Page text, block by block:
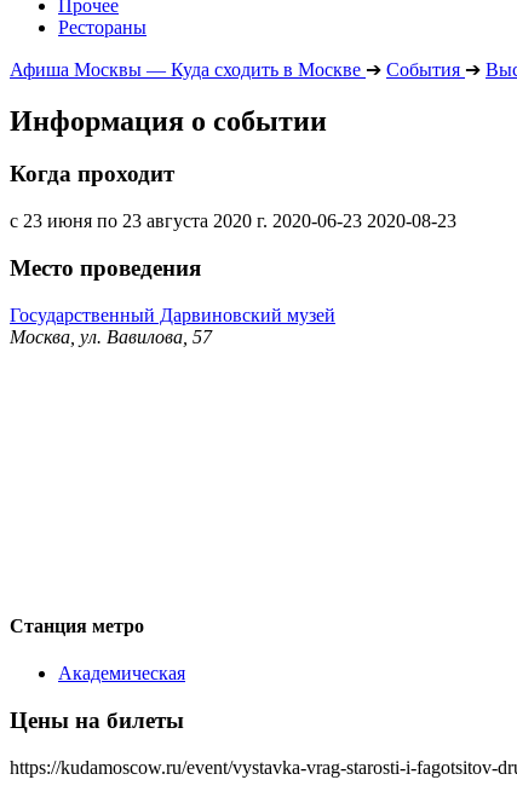
Прочее
Рестораны
Афиша Москвы — Куда сходить в Москве ➔ События ➔
Информация о событии
Когда проходит
с 23 июня по 23 августа 2020 г. 2020-06-23 2020-08-23
Место проведения
Государственный Дарвиновский музей
Москва, ул. Вавилова, 57
Станция метро
Академическая
Цены на билеты
https://kudamoscow.ru/event/vystavka-vrag-starosti-i-fagotsitov-